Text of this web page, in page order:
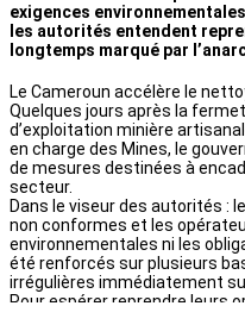
exigences
les autorités entendent
longtemps marqué par
Le Cameroun accélère le
Quelques jours après la
d’exploitation minière
en charge des Mines, le
de mesures destinées à
secteur.
Dans le viseur des autorités :
non conformes et les
environnementales ni les
été renforcés sur plusieurs
irrégulières immédiatement
Pour espérer reprendre leurs